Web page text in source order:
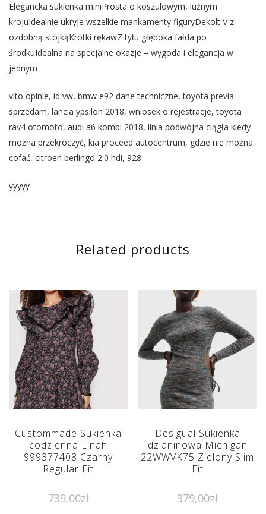
Elegancka sukienka miniProsta o koszulowym, luźnym
krojuIdealnie ukryje wszelkie mankamenty figuryDekolt V z
ozdobną stójkąKrótki rękawZ tyłu głęboka fałda po
środkuIdealna na specjalne okazje – wygoda i elegancja w
jednym
vito opinie, id vw, bmw e92 dane techniczne, toyota previa
sprzedam, lancia ypsilon 2018, wniosek o rejestracje, toyota
rav4 otomoto, audi a6 kombi 2018, linia podwójna ciągła kiedy
można przekroczyć, kia proceed autocentrum, gdzie nie można
cofać, citroen berlingo 2.0 hdi, 928
yyyyy
Related products
Custommade Sukienka
codzienna Linah
999377408 Czarny
Regular Fit
739,00zł
Desigual Sukienka
dzianinowa Michigan
22WWVK75 Zielony Slim
Fit
379,00zł